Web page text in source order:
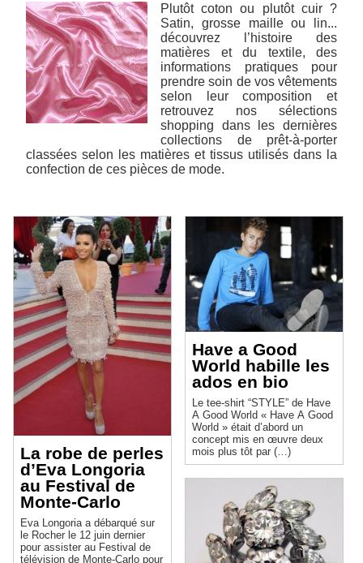
Plutôt coton ou plutôt cuir ?
Satin, grosse maille ou lin...
découvrez l’histoire des
matières et du textile, des
informations pratiques pour
prendre soin de vos vêtements
selon leur composition et
retrouvez nos sélections
shopping dans les dernières
collections de prêt-à-porter
classées selon les matières et tissus utilisés dans la
confection de ces pièces de mode.
La robe de perles
d’Eva Longoria
au Festival de
Monte-Carlo
Eva Longoria a débarqué sur
le Rocher le 12 juin dernier
pour assister au Festival de
télévision de Monte-Carlo pour
Have a Good
World habille les
ados en bio
Le tee-shirt “STYLE” de Have
A Good World « Have A Good
World » était d’abord un
concept mis en œuvre deux
mois plus tôt par (…)